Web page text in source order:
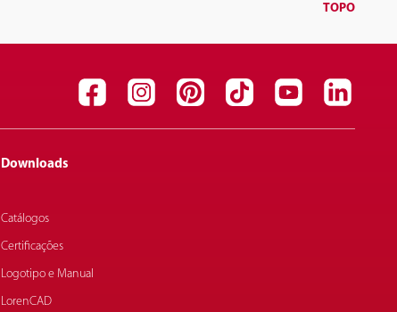
TOPO
Downloads
Catálogos
Certificações
Logotipo e Manual
LorenCAD